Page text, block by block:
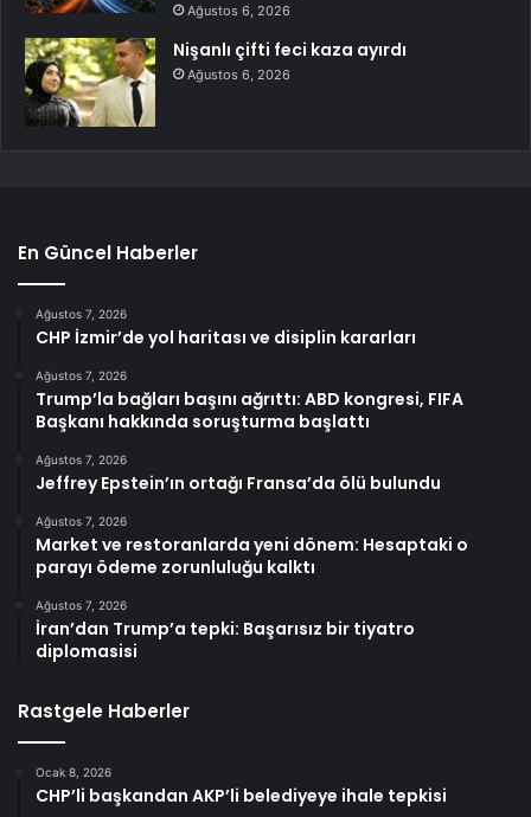
Ağustos 6, 2026
Nişanlı çifti feci kaza ayırdı
Ağustos 6, 2026
En Güncel Haberler
Ağustos 7, 2026
CHP İzmir’de yol haritası ve disiplin kararları
Ağustos 7, 2026
Trump’la bağları başını ağrıttı: ABD kongresi, FIFA
Başkanı hakkında soruşturma başlattı
Ağustos 7, 2026
Jeffrey Epstein’ın ortağı Fransa’da ölü bulundu
Ağustos 7, 2026
Market ve restoranlarda yeni dönem: Hesaptaki o
parayı ödeme zorunluluğu kalktı
Ağustos 7, 2026
İran’dan Trump’a tepki: Başarısız bir tiyatro
diplomasisi
Rastgele Haberler
Ocak 8, 2026
CHP’li başkandan AKP’li belediyeye ihale tepkisi